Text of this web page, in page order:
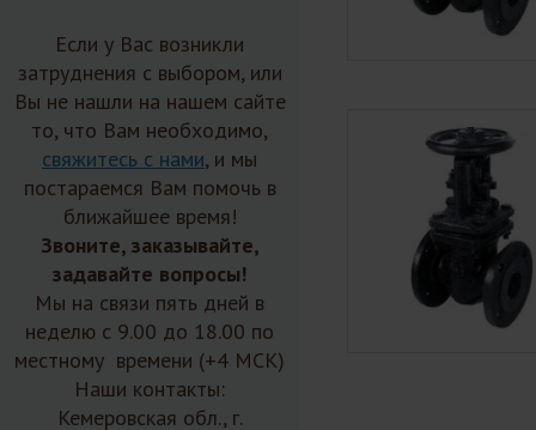
Если у Вас возникли
затруднения с выбором, или
Вы не нашли на нашем сайте
то, что Вам необходимо,
свяжитесь с нами, и мы
постараемся Вам помочь в
ближайшее время!
Звоните, заказывайте,
задавайте вопросы!
Мы на связи пять дней в
неделю с 9.00 до 18.00 по
местному времени (+4 МСК)
Наши контакты:
Кемеровская обл., г.